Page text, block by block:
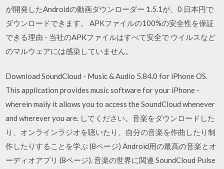
が開発したAndroidの動画ダウンローダー 1.5.1が、0 日本円で
ダウンロードできます。 APKファイルの100%の安全性を保証
できる理由 - 当社のAPKファイルはすべて安全で ウイルスなど
のマルウェアには感染していません。
Download SoundCloud - Music & Audio 5.84.0 for iPhone OS.
This application provides music software for your iPhone -
wherein maily it allows you to access the SoundCloud whenever
and wherever you are. してください。音楽をダウンロードした
り、オンラインラジオを聴いたり、自分の音楽を作曲したり制
作したりすることを学ぶ (8ページ) Android用の最高の音楽とオ
ーディオアプリ (8ページ). 音楽の世界に関連 SoundCloud Pulse